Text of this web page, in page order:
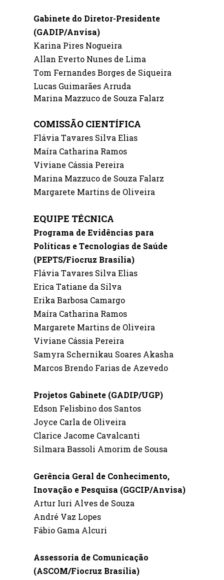
Gabinete do Diretor-Presidente
(GADIP/Anvisa)
Karina Pires Nogueira
Allan Everto Nunes de Lima
Tom Fernandes Borges de Siqueira
Lucas Guimarães Arruda
Marina Mazzuco de Souza Falarz
COMISSÃO CIENTÍFICA
Flávia Tavares Silva Elias
Maíra Catharina Ramos
Viviane Cássia Pereira
Marina Mazzuco de Souza Falarz
Margarete Martins de Oliveira
EQUIPE TÉCNICA
Programa de Evidências para
Políticas e Tecnologias de Saúde
(PEPTS/Fiocruz Brasília)
Flávia Tavares Silva Elias
Erica Tatiane da Silva
Erika Barbosa Camargo
Maíra Catharina Ramos
Margarete Martins de Oliveira
Viviane Cássia Pereira
Samyra Schernikau Soares Akasha
Marcos Brendo Farias de Azevedo
Projetos Gabinete (GADIP/UGP)
Edson Felisbino dos Santos
Joyce Carla de Oliveira
Clarice Jacome Cavalcanti
Silmara Bassoli Amorim de Sousa
Gerência Geral de Conhecimento,
Inovação e Pesquisa (GGCIP/Anvisa)
Artur Iuri Alves de Souza
André Vaz Lopes
Fábio Gama Alcuri
Assessoria de Comunicação
(ASCOM/Fiocruz Brasília)